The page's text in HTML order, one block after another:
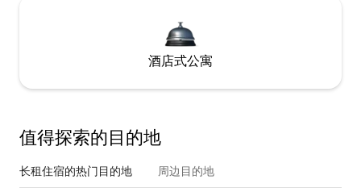
酒店式公寓
值得探索的目的地
长租住宿的热门目的地 周边目的地